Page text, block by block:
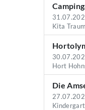
Kita
Hort
Die